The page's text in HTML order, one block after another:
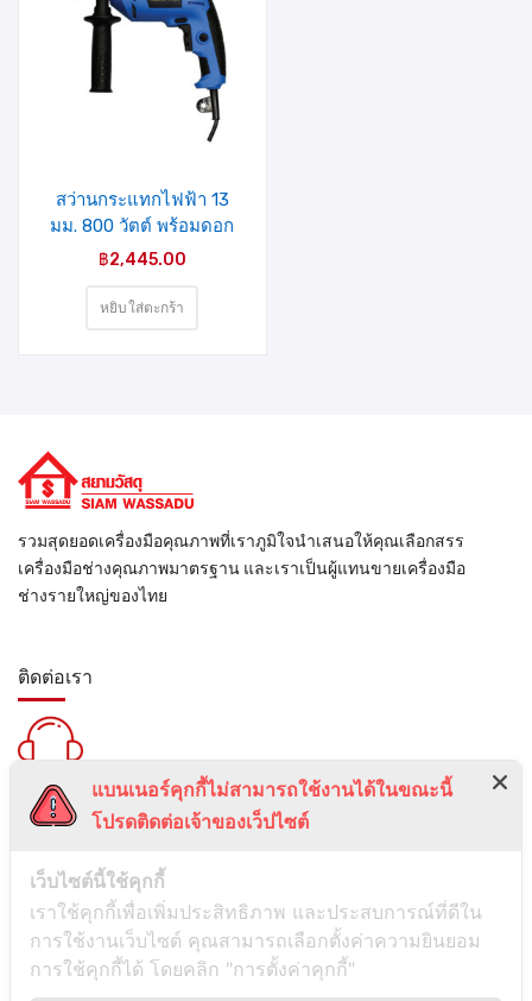
สว่านกระแทกไฟฟ้า 13
มม. 800 วัตต์ พร้อมดอก
สว่าน 1 ชุด รุ่น CF-
MIXPRO
฿2,445.00
หยิบใส่ตะกร้า
รวมสุดยอดเครื่องมือคุณภาพที่เราภูมิใจนำเสนอให้คุณเลือกสรร
เครื่องมือช่างคุณภาพมาตรฐาน และเราเป็นผู้แทนขายเครื่องมือ
ช่างรายใหญ่ของไทย
ติดต่อเรา
สายด่วน :
099-5095739
เลขที่ 1 ซอยลาดพร้าว 24 แขวงจอมพล เขตจตุจักร กรุงเทพมหานคร
10900
ช่องทางการติดต่อ
แบนเนอร์คุกกี้ไม่สามารถใช้งานได้ในขณะนี้
โปรดติดต่อเจ้าของเว็ปไซต์
เว็บไซต์นี้ใช้คุกกี้
เราใช้คุกกี้เพื่อเพิ่มประสิทธิภาพ และประสบการณ์ที่ดีใน
การใช้งานเว็บไซต์ คุณสามารถเลือกตั้งค่าความยินยอม
การใช้คุกกี้ได้ โดยคลิก "การตั้งค่าคุกกี้"